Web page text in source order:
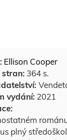
Ellison Cooper
stran: 364 s.
vydání: 2021
plný